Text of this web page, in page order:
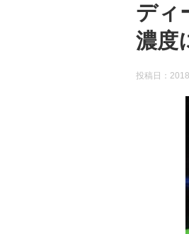
ディ
濃度
投稿日：